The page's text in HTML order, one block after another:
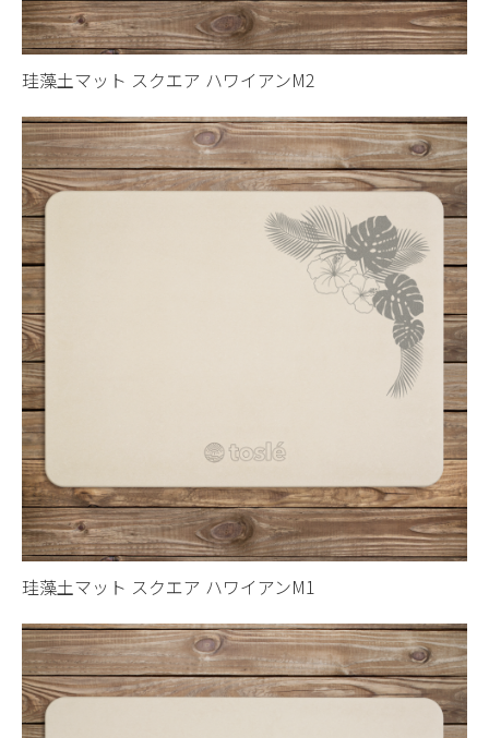
珪藻土マット スクエア ハワイアンM2
珪藻土マット スクエア ハワイアンM1